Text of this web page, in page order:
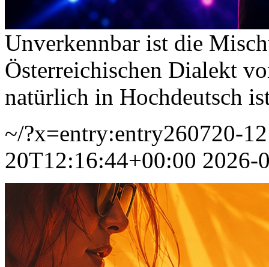
Unverkennbar ist die
Österreichischen Dialekt
natürlich in Hochdeutsch
~/?x=entry:entry260720-
20T12:16:44+00:00 2026-